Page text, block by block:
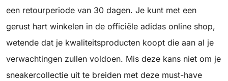
een retourperiode van 30 dagen. Je kunt met een
gerust hart winkelen in de officiële adidas online shop,
wetende dat je kwaliteitsproducten koopt die aan al je
verwachtingen zullen voldoen. Mis deze kans niet om je
sneakercollectie uit te breiden met deze must-have